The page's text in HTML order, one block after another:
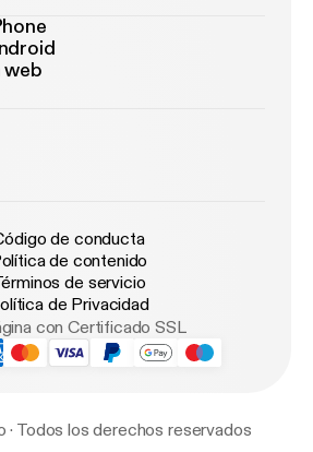
web
de conducta
de contenido
de servicio
de Privacidad
con Certificado SSL
Todos los derechos reservados